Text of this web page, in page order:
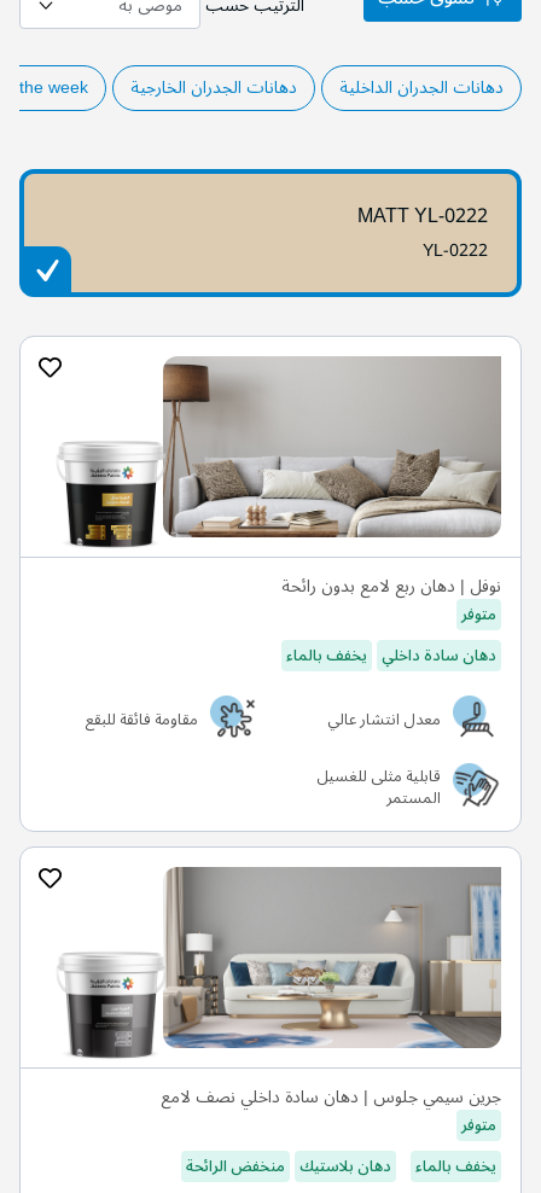
دهانات الجدران الداخلية دهانات الجدران الخارجية the week
MATT YL-0222
YL-0222
نوفل | دهان ربع لامع بدون رائحة
متوفر
دهان سادة داخلي يخفف بالماء
معدل انتشار عالي
مقاومة فائقة للبقع
قابلية مثلى للغسيل
المستمر
جرين سيمي جلوس | دهان سادة داخلي نصف لامع
متوفر
يخفف بالماء
دهان بلاستيك منخفض الرائحة